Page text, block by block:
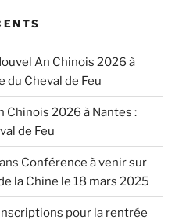
An Chinois 2026 à
du Cheval de Feu
Chinois 2026 à Nantes :
de Feu
Conférence à venir sur
la Chine le 18 mars 2025
pour la rentrée